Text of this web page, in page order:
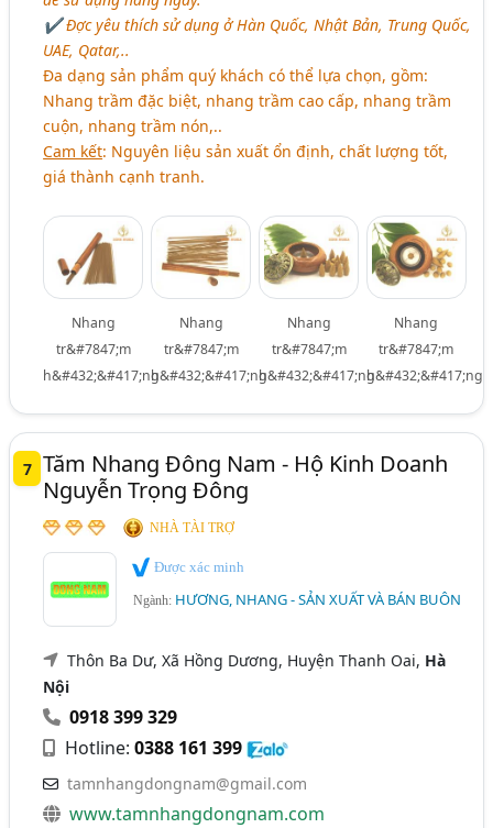
✔ Đợc yêu thích sử dụng ở Hàn Quốc, Nhật Bản, Trung Quốc,
UAE, Qatar,..
Đa dạng sản phẩm quý khách có thể lựa chọn, gồm:
Nhang trầm đặc biệt, nhang trầm cao cấp, nhang trầm
cuộn, nhang trầm nón,..
Cam kết: Nguyên liệu sản xuất ổn định, chất lượng tốt,
giá thành cạnh tranh.
Nhang
tr&#7847;m
h&#432;&#417;ng
Nhang
tr&#7847;m
h&#432;&#417;ng
Nhang
tr&#7847;m
h&#432;&#417;ng
Nhang
tr&#7847;m
h&#432;&#417;ng
7 Tăm Nhang Đông Nam - Hộ Kinh Doanh
Nguyễn Trọng Đông
NHÀ TÀI TRỢ
Được xác minh
Ngành: HƯƠNG, NHANG - SẢN XUẤT VÀ BÁN BUÔN
Thôn Ba Dư, Xã Hồng Dương, Huyện Thanh Oai, Hà
Nội
0918 399 329
Hotline:0388 161 399
tamnhangdongnam@gmail.com
www.tamnhangdongnam.com